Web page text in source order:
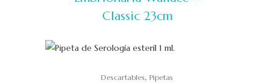
Classic 23cm
Descartables, Pipetas